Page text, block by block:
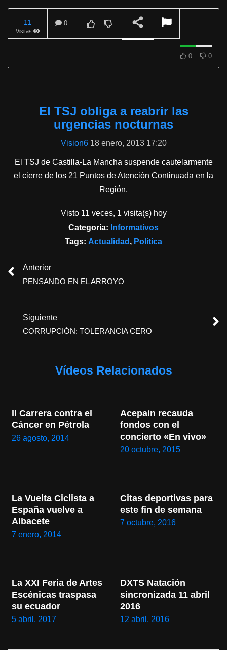
11
Visitas
0
0 0
El TSJ obliga a reabrir las
urgencias nocturnas
Vision6 18 enero, 2013 17:20
El TSJ de Castilla-La Mancha suspende cautelarmente
el cierre de los 21 Puntos de Atención Continuada en la
Región.
Visto 11 veces, 1 visita(s) hoy
Categoría: Informativos
Tags: Actualidad , Política
Anterior
PENSANDO EN EL ARROYO
Siguiente
CORRUPCIÓN: TOLERANCIA CERO
Vídeos Relacionados
II Carrera contra el
Cáncer en Pétrola
26 agosto, 2014
Acepain recauda
fondos con el
concierto «En vivo»
20 octubre, 2015
La Vuelta Ciclista a
España vuelve a
Albacete
7 enero, 2014
Citas deportivas para
este fin de semana
7 octubre, 2016
La XXI Feria de Artes
Escénicas traspasa
su ecuador
5 abril, 2017
DXTS Natación
sincronizada 11 abril
2016
12 abril, 2016